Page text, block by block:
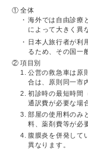
① 全体
海外では自由診療
によって大きく異
日本人旅行者が利
るため、その国一
② 項目別
1.
公営の救急車は原
合は、原則同一市
2. 初診時の最短時間
通訳費が必要な場
3. 部屋の使用料のみ
料、薬剤費等が必
4.
腹膜炎を併発して
異なります。